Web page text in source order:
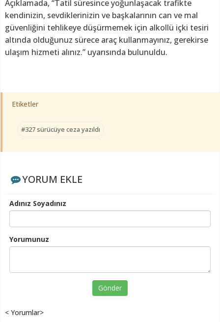
Açıklamada, “Tatil süresince yoğunlaşacak trafikte
kendinizin, sevdiklerinizin ve başkalarının can ve mal
güvenliğini tehlikeye düşürmemek için alkollü içki tesiri
altında olduğunuz sürece araç kullanmayınız, gerekirse
ulaşım hizmeti alınız.” uyarısında bulunuldu.
Etiketler
#327 sürücüye ceza yazıldı
YORUM EKLE
Adınız Soyadınız
Yorumunuz
Gönder
< Yorumlar>